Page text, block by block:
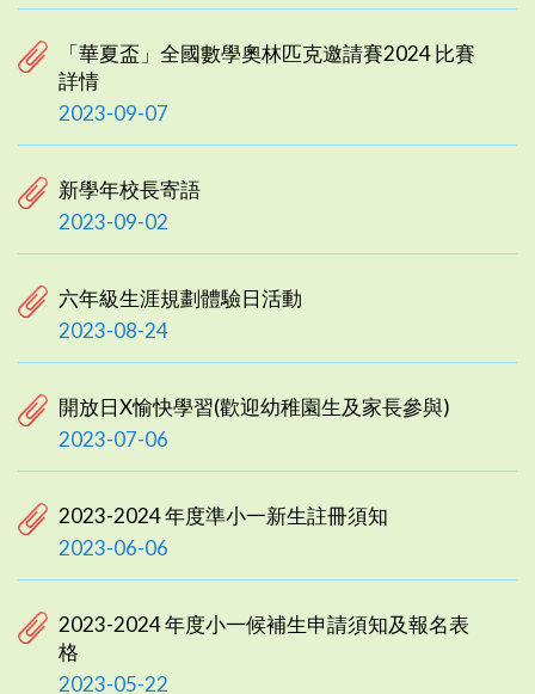
「華夏盃」全國數學奧林匹克邀請賽2024 比賽
詳情
2023-09-07
新學年校長寄語
2023-09-02
六年級生涯規劃體驗日活動
2023-08-24
開放日X愉快學習(歡迎幼稚園生及家長參與)
2023-07-06
2023-2024 年度準小一新生註冊須知
2023-06-06
2023-2024 年度小一候補生申請須知及報名表
格
2023-05-22